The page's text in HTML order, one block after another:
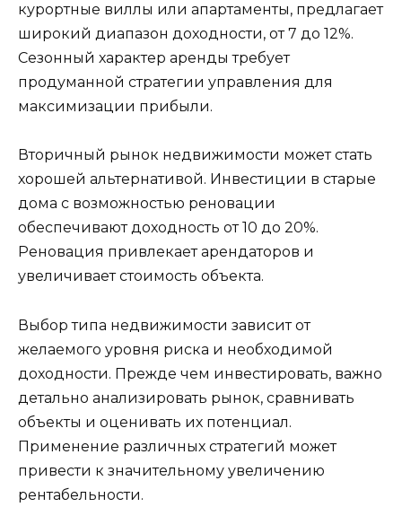
курортные виллы или апартаменты, предлагает
широкий диапазон доходности, от 7 до 12%.
Сезонный характер аренды требует
продуманной стратегии управления для
максимизации прибыли.
Вторичный рынок недвижимости может стать
хорошей альтернативой. Инвестиции в старые
дома с возможностью реновации
обеспечивают доходность от 10 до 20%.
Реновация привлекает арендаторов и
увеличивает стоимость объекта.
Выбор типа недвижимости зависит от
желаемого уровня риска и необходимой
доходности. Прежде чем инвестировать, важно
детально анализировать рынок, сравнивать
объекты и оценивать их потенциал.
Применение различных стратегий может
привести к значительному увеличению
рентабельности.